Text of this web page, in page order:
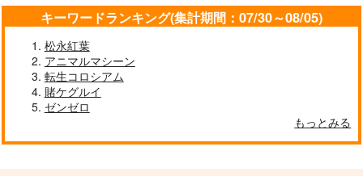
キーワードランキング(集計期間：07/30～08/05)
松永紅葉
アニマルマシーン
転生コロシアム
賭ケグルイ
ゼンゼロ
もっとみる